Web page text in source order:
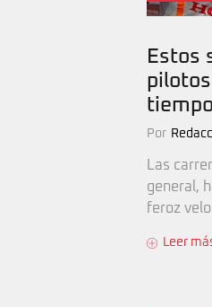
Estos
Por
Las
general,
feroz
Leer